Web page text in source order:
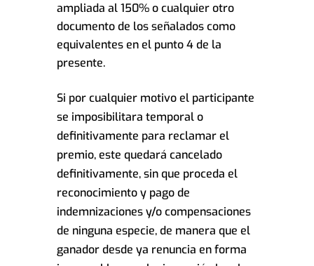
ampliada al 150% o cualquier otro
documento de los señalados como
equivalentes en el punto 4 de la
presente.
Si por cualquier motivo el participante
se imposibilitara temporal o
definitivamente para reclamar el
premio, este quedará cancelado
definitivamente, sin que proceda el
reconocimiento y pago de
indemnizaciones y/o compensaciones
de ninguna especie, de manera que el
ganador desde ya renuncia en forma